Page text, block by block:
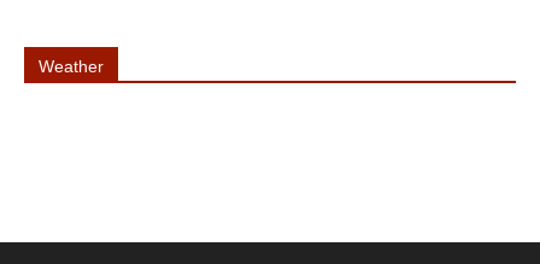
Weather